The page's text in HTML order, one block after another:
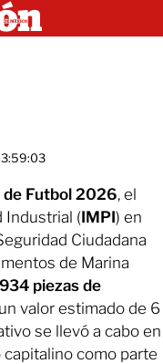
de Futbol 2026, el
Industrial (IMPI) en
Ciudadana
de Marina
piezas de
valor estimado de 6
se llevó a cabo en
como parte